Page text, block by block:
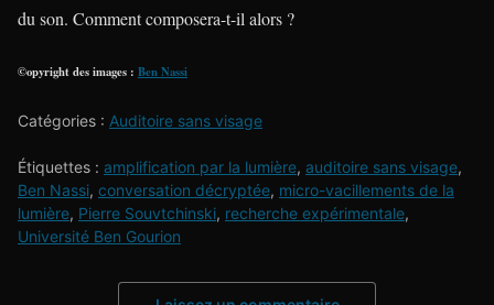
du son. Comment composera-t-il alors ?
©opyright des images : Ben Nassi
Catégories : Auditoire sans visage
Étiquettes : amplification par la lumière, auditoire sans visage,
Ben Nassi, conversation décryptée, micro-vacillements de la
lumière, Pierre Souvtchinski, recherche expérimentale,
Université Ben Gourion